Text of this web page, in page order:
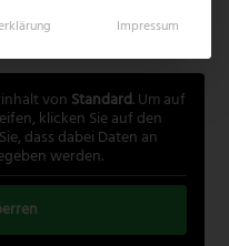
von Standard. Um auf
klicken Sie auf den
dass dabei Daten an
werden.
Impressum